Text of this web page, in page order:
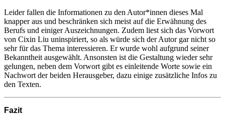
Leider fallen die Informationen zu den Autor*innen dieses Mal
knapper aus und beschränken sich meist auf die Erwähnung des
Berufs und einiger Auszeichnungen. Zudem liest sich das Vorwort
von Cixin Liu uninspiriert, so als würde sich der Autor gar nicht so
sehr für das Thema interessieren. Er wurde wohl aufgrund seiner
Bekanntheit ausgewählt. Ansonsten ist die Gestaltung wieder sehr
gelungen, neben dem Vorwort gibt es einleitende Worte sowie ein
Nachwort der beiden Herausgeber, dazu einige zusätzliche Infos zu
den Texten.
Fazit